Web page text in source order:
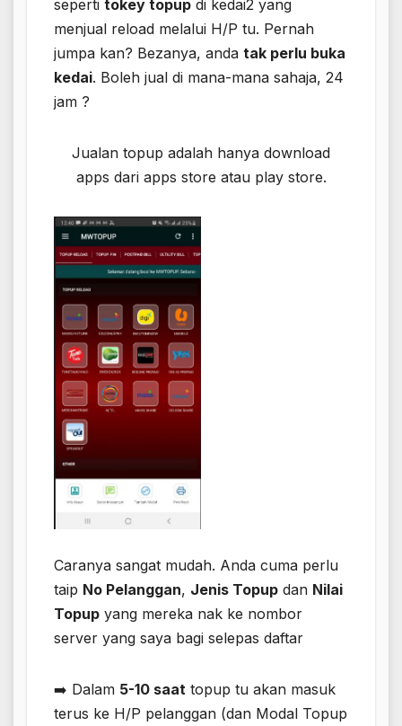
seperti tokey topup ​ di kedai2 yang
menjual reload melalui H/P tu. Pernah
jumpa kan? Bezanya, anda tak perlu buka
kedai. Boleh jual di mana-mana sahaja, 24
jam ?
Jualan topup adalah hanya download
apps dari apps store atau play store.
Caranya sangat mudah. Anda cuma perlu
taip No Pelanggan, Jenis Topup ​ dan Nilai
Topup yang mereka nak ke nombor
server yang saya bagi selepas daftar
➡️ Dalam 5-10 saat ​ topup tu akan masuk
terus ke H/P pelanggan (dan Modal Topup​